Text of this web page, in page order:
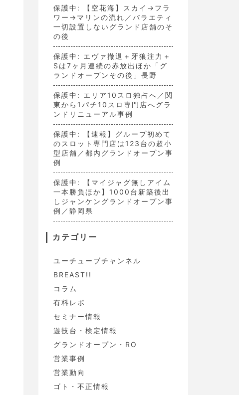
保護中: 【空花海】スカイ→フラ
ワー→マリンの流れ／バラエティ
一切設置しないグランド店舗のそ
の後
保護中: エヴァ撤退＋牙狼注力＋
Sは7ヶ月連続の赤放出ほか「グ
ランドオープンその後」長野
保護中: エリア10スロ独占へ／関
東から1パチ10スロ専門店へグラ
ンドリニューアル事例
保護中: 【速報】グループ初めて
のスロット専門店は123台の超小
型店舗／都内グランドオープン事
例
保護中: 【マイジャグ無しアイム
一本勝負ほか】1000台新築後出
しジャンケングランドオープン事
例／静岡県
カテゴリー
ユーチューブチャンネル
BREAST!!
コラム
有料レポ
セミナー情報
遊技台・検定情報
グランドオープン・RO
営業事例
営業動向
ゴト・不正情報